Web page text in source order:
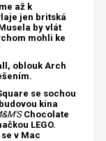
až k
jen britská
by vlát
mohli ke
oblouk Arch
se sochou
kina
Chocolate
LEGO.
v Mac